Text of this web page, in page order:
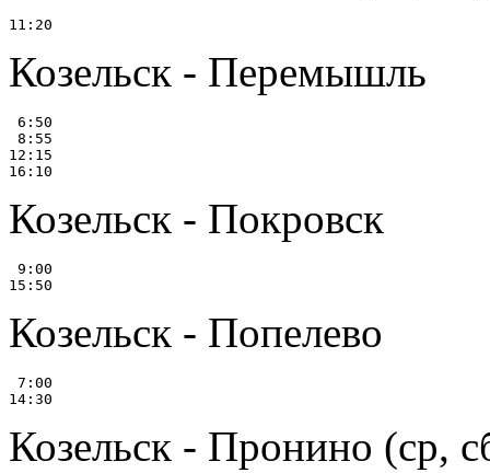
Козельск - Перемышль
6:50
8:55
12:15
Козельск - Покровск
9:00
Козельск - Попелево
7:00
Козельск - Пронино (ср,